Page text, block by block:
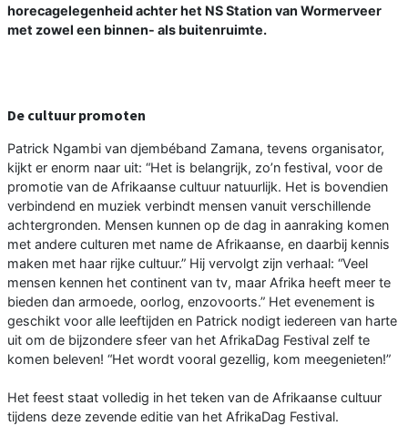
horecagelegenheid achter het NS Station van Wormerveer
met zowel een binnen- als buitenruimte.
De cultuur promoten
Patrick Ngambi van djembéband Zamana, tevens organisator,
kijkt er enorm naar uit: “Het is belangrijk, zo’n festival, voor de
promotie van de Afrikaanse cultuur natuurlijk. Het is bovendien
verbindend en muziek verbindt mensen vanuit verschillende
achtergronden. Mensen kunnen op de dag in aanraking komen
met andere culturen met name de Afrikaanse, en daarbij kennis
maken met haar rijke cultuur.” Hij vervolgt zijn verhaal: “Veel
mensen kennen het continent van tv, maar Afrika heeft meer te
bieden dan armoede, oorlog, enzovoorts.” Het evenement is
geschikt voor alle leeftijden en Patrick nodigt iedereen van harte
uit om de bijzondere sfeer van het AfrikaDag Festival zelf te
komen beleven! “Het wordt vooral gezellig, kom meegenieten!”
Het feest staat volledig in het teken van de Afrikaanse cultuur
tijdens deze zevende editie van het AfrikaDag Festival.